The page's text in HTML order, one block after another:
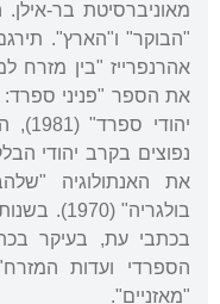
מאוניברסיטת בר-
"הבוקר" ו"הארץ".
את הספר "פניני
נפוצים בקרב יהודי
את האנתולוגיה
בולגריה"
בכתבי עת, בעיקר
הספרדי ועדות
"מאזניים".